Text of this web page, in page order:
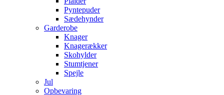
Pyntepuder
Sædehynder
Garderobe
Knager
Knagerækker
Skohylder
Stumtjener
Spejle
Jul
Opbevaring